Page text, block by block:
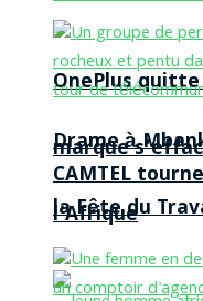
OnePlus
marque
l’Afrique
Drame à
CAMTEL
la Fête du